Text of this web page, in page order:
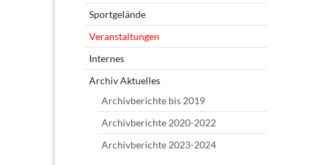
Sportgelände
Veranstaltungen
Internes
Archiv Aktuelles
Archivberichte bis 2019
Archivberichte 2020-2022
Archivberichte 2023-2024